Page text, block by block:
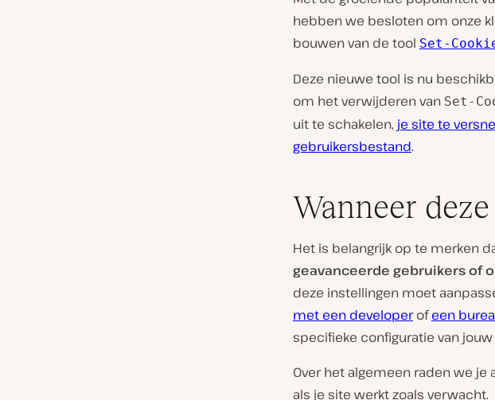
hebben we besloten om onze
bouwen van de tool Set-
Deze nieuwe tool is nu
om het verwijderen van Set-
uit te schakelen, je site te
gebruikersbestand.
Wanneer
Het is belangrijk op te merken
geavanceerde gebruikers of
deze instellingen moet
met een developerofeen
specifieke configuratie van jouw
Over het algemeen raden we
als je site werkt zoals verwacht.